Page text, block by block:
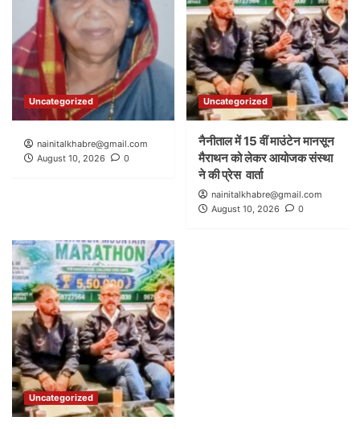
Uncategorized
nainitalkhabre@gmail.com
August 10, 2026
0
Uncategorized
नैनीताल में 15 वीं माउंटेन मानसून
मैराथन को लेकर आयोजक संस्था
ने की प्रेस वार्ता
nainitalkhabre@gmail.com
August 10, 2026
0
Uncategorized